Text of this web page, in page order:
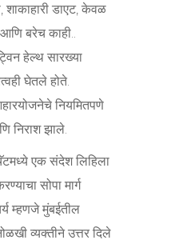
डाएट, केवळ
बरेच काही..
हेल्थ सारख्या
घेतले होते.
नियमितपणे
निराश झाले.
एक संदेश लिहिला
सोपा मार्ग
म्हणजे मुंबईतील
व्यक्तीने उत्तर दिले